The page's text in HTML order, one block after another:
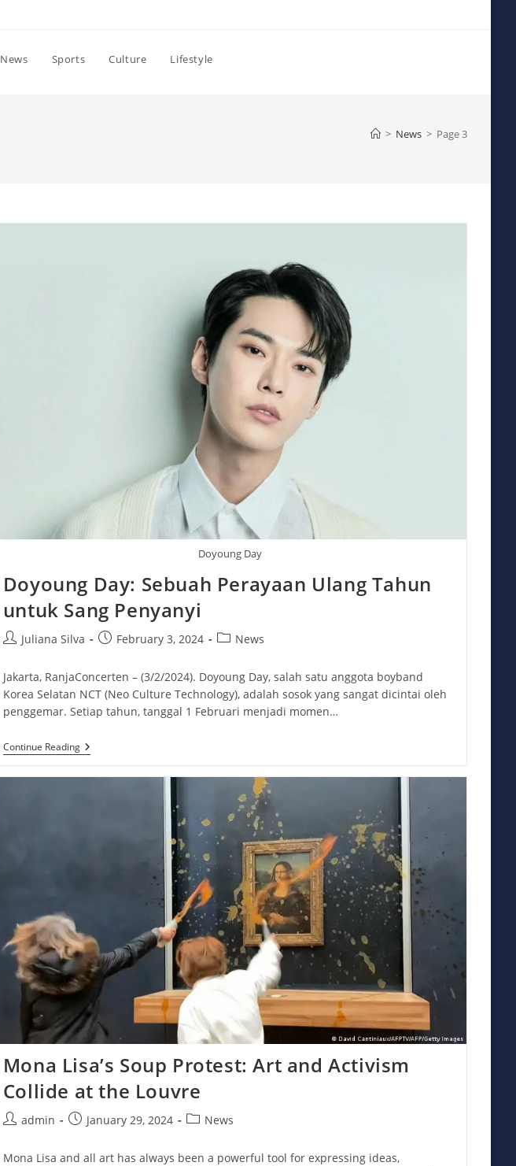
News Sports Culture Lifestyle
> News > Page 3
Doyoung Day
Doyoung Day: Sebuah Perayaan Ulang Tahun
untuk Sang Penyanyi
PostJuliana Silva
PostFebruary 3, 2024
PostNews
Jakarta, RanjaConcerten – (3/2/2024). Doyoung Day, salah satu anggota boyband
Korea Selatan NCT (Neo Culture Technology), adalah sosok yang sangat dicintai oleh
penggemar. Setiap tahun, tanggal 1 Februari menjadi momen…
Continue ReadingDoyoung
Day:
Mona Lisa’s Soup Protest: Art and Activism
Collide at the Louvre
Postadmin
PostJanuary 29, 2024
PostNews
Mona Lisa and all art has always been a powerful tool for expressing ideas,